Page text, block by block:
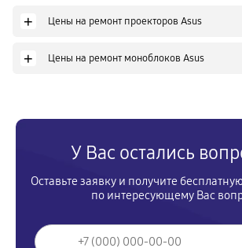
+ Цены на ремонт проекторов Asus
+ Цены на ремонт моноблоков Asus
У Вас остались
Оставьте заявку и получите
по интересующему Вас